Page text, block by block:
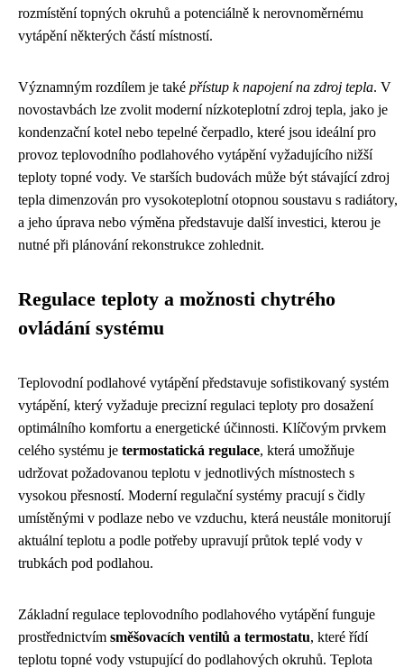
rozmístění topných okruhů a potenciálně k nerovnoměrnému
vytápění některých částí místností.
Významným rozdílem je také přístup k napojení na zdroj tepla. V
novostavbách lze zvolit moderní nízkoteplotní zdroj tepla, jako je
kondenzační kotel nebo tepelné čerpadlo, které jsou ideální pro
provoz teplovodního podlahového vytápění vyžadujícího nižší
teploty topné vody. Ve starších budovách může být stávající zdroj
tepla dimenzován pro vysokoteplotní otopnou soustavu s radiátory,
a jeho úprava nebo výměna představuje další investici, kterou je
nutné při plánování rekonstrukce zohlednit.
Regulace teploty a možnosti chytrého
ovládání systému
Teplovodní podlahové vytápění představuje sofistikovaný systém
vytápění, který vyžaduje precizní regulaci teploty pro dosažení
optimálního komfortu a energetické účinnosti. Klíčovým prvkem
celého systému je termostatická regulace, která umožňuje
udržovat požadovanou teplotu v jednotlivých místnostech s
vysokou přesností. Moderní regulační systémy pracují s čidly
umístěnými v podlaze nebo ve vzduchu, která neustále monitorují
aktuální teplotu a podle potřeby upravují průtok teplé vody v
trubkách pod podlahou.
Základní regulace teplovodního podlahového vytápění funguje
prostřednictvím směšovacích ventilů a termostatu, které řídí
teplotu topné vody vstupující do podlahových okruhů. Teplota